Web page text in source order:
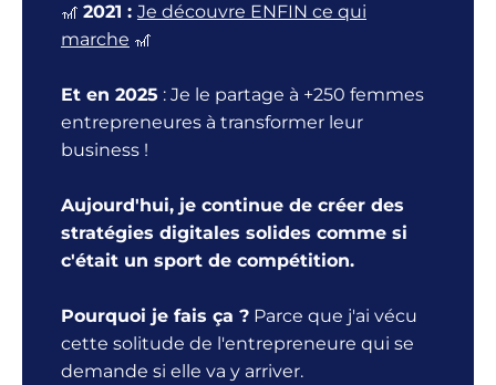
🎢 2021 : Je découvre ENFIN ce qui
marche 🎢
Et en 2025 : Je le partage à +250 femmes
entrepreneures à transformer leur
business !
Aujourd'hui, je continue de créer des
stratégies digitales solides comme si
c'était un sport de compétition.
Pourquoi je fais ça ? Parce que j'ai vécu
cette solitude de l'entrepreneure qui se
demande si elle va y arriver.